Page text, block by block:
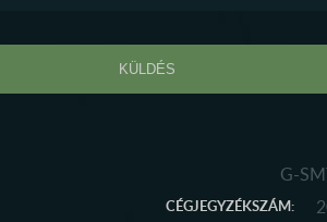
G-
CÉGJEGYZÉKSZÁM: